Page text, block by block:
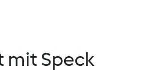
mit Speck